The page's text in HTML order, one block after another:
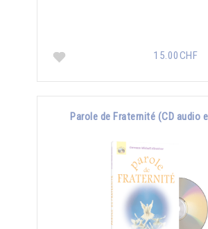
15.00CHF
Parole de Fraternité (CD audio